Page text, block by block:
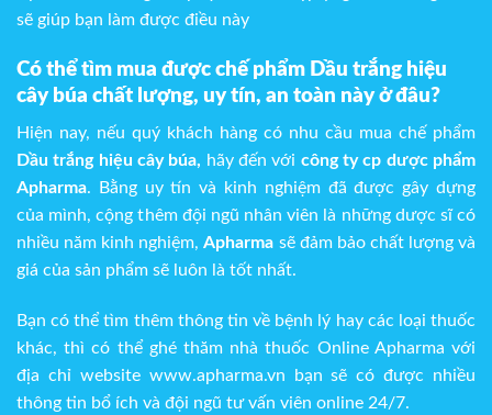
sẽ giúp bạn làm được điều này
Có thể tìm mua được chế phẩm Dầu trắng hiệu
cây búa chất lượng, uy tín, an toàn này ở đâu?
Hiện nay, nếu quý khách hàng có nhu cầu mua chế phẩm
Dầu trắng hiệu cây búa, hãy đến với công ty cp dược phẩm
Apharma. Bằng uy tín và kinh nghiệm đã được gây dựng
của mình, cộng thêm đội ngũ nhân viên là những dược sĩ có
nhiều năm kinh nghiệm,Apharma sẽ đảm bảo chất lượng và
giá của sản phẩm sẽ luôn là tốt nhất.
Bạn có thể tìm thêm thông tin về bệnh lý hay các loại thuốc
khác, thì có thể ghé thăm nhà thuốc Online Apharma với
địa chỉ website www.apharma.vn bạn sẽ có được nhiều
thông tin bổ ích và đội ngũ tư vấn viên online 24/7.